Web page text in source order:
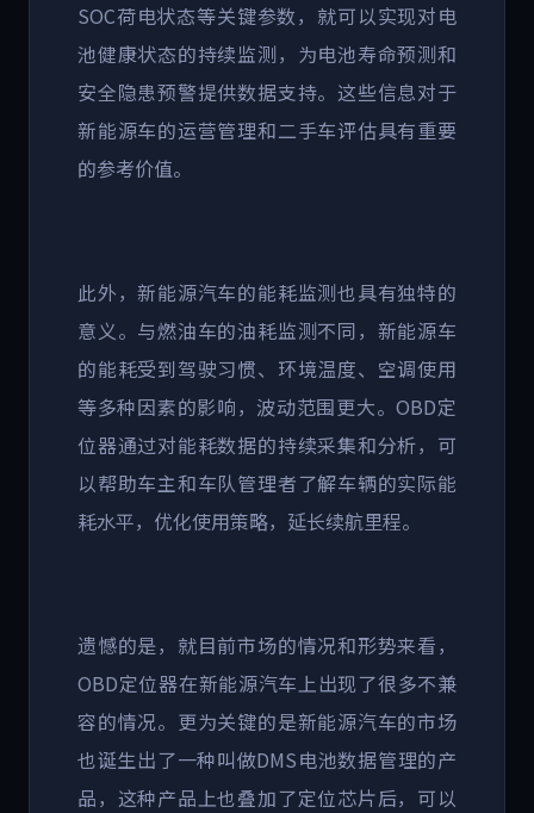
SOC荷电状态等关键参数，就可以实现对电
池健康状态的持续监测，为电池寿命预测和
安全隐患预警提供数据支持。这些信息对于
新能源车的运营管理和二手车评估具有重要
的参考价值。
此外，新能源汽车的能耗监测也具有独特的
意义。与燃油车的油耗监测不同，新能源车
的能耗受到驾驶习惯、环境温度、空调使用
等多种因素的影响，波动范围更大。OBD定
位器通过对能耗数据的持续采集和分析，可
以帮助车主和车队管理者了解车辆的实际能
耗水平，优化使用策略，延长续航里程。
遗憾的是，就目前市场的情况和形势来看，
OBD定位器在新能源汽车上出现了很多不兼
容的情况。更为关键的是新能源汽车的市场
也诞生出了一种叫做DMS电池数据管理的产
品，这种产品上也叠加了定位芯片后，可以